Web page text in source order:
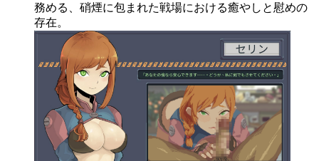
務める、硝煙に包まれた戦場における癒やしと慰めの
存在。